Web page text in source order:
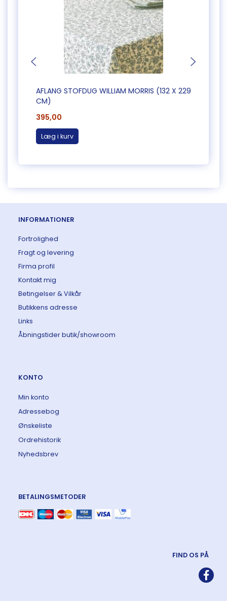
AFLANG STOFDUG WILLIAM MORRIS (132 X 229
CM)
395,00
Læg i kurv
INFORMATIONER
Fortrolighed
Fragt og levering
Firma profil
Kontakt mig
Betingelser & Vilkår
Butikkens adresse
Links
Åbningstider butik/showroom
KONTO
Min konto
Adressebog
Ønskeliste
Ordrehistorik
Nyhedsbrev
BETALINGSMETODER
FIND OS PÅ